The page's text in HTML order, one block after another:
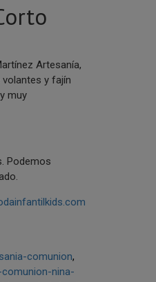
Artesanía,
y fajín
muy
Podemos
comunion
nina-